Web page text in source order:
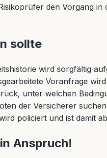
den Vorgang
sollte
wird sorgfältig
Voranfrage
unter welchen
der Versicherer
policiert und ist damit
Anspruch!